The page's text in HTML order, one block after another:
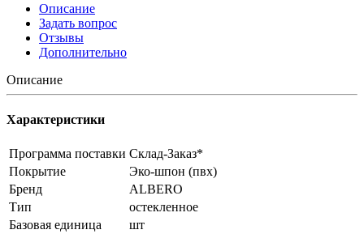
Описание
Задать вопрос
Отзывы
Дополнительно
Описание
Характеристики
Программа поставки Склад-Заказ*
Покрытие
Эко-шпон (пвх)
Бренд
ALBERO
Тип
остекленное
Базовая единица
шт